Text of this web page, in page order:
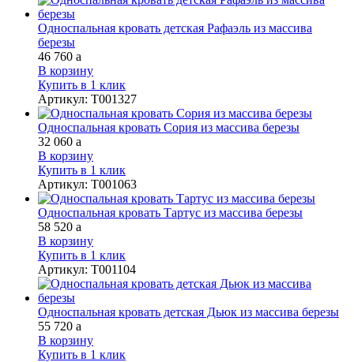
Односпальная кровать детская Рафаэль из массива
березы
46 760 a
В корзину
Купить в 1 клик
Артикул: Т001327
Односпальная кровать Сория из массива березы
32 060 a
В корзину
Купить в 1 клик
Артикул: Т001063
Односпальная кровать Тартус из массива березы
58 520 a
В корзину
Купить в 1 клик
Артикул: Т001104
Односпальная кровать детская Дьюк из массива березы
55 720 a
В корзину
Купить в 1 клик